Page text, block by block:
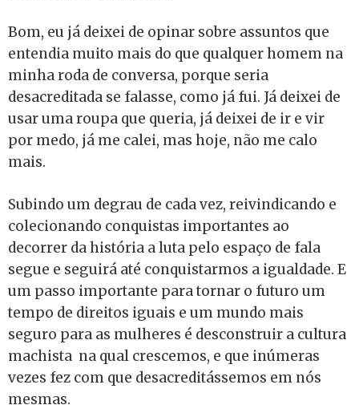
Bom, eu já deixei de opinar sobre assuntos que
entendia muito mais do que qualquer homem na
minha roda de conversa, porque seria
desacreditada se falasse, como já fui. Já deixei de
usar uma roupa que queria, já deixei de ir e vir
por medo, já me calei, mas hoje, não me calo
mais.
Subindo um degrau de cada vez, reivindicando e
colecionando conquistas importantes ao
decorrer da história a luta pelo espaço de fala
segue e seguirá até conquistarmos a igualdade. E
um passo importante para tornar o futuro um
tempo de direitos iguais e um mundo mais
seguro para as mulheres é desconstruir a cultura
machista na qual crescemos, e que inúmeras
vezes fez com que desacreditássemos em nós
mesmas.